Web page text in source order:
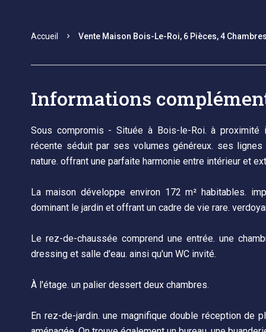
Accueil Vente Maison Bois-Le-Roi, 6 Pièces, 4
Informations
Sous compromis - Située à Bois-le-Roi. à
récente séduit par ses volumes généreux. ses
nature. offrant une parfaite harmonie entre intérieur et
La maison développe environ 172 m² habitables.
dominant le jardin et offrant un cadre de vie rare.
Le rez-de-chaussée comprend une entrée. une
dressing et salle d'eau. ainsi qu'un WC invité.
À l'étage. un palier dessert deux chambres.
En rez-de-jardin. une magnifique double réception de